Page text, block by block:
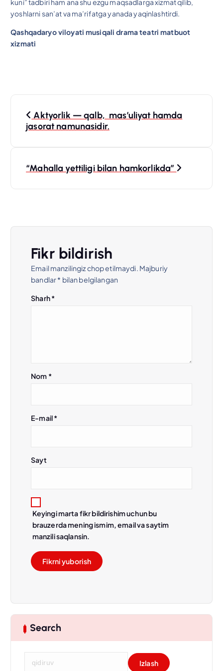
kuni” tadbiri ham ana shu ezgu maqsadlarga xizmat qilib,
yoshlarni san’at va ma’rifatga yanada yaqinlashtirdi.
Qashqadaryo viloyati musiqali drama teatri matbuot
xizmati
e
Aktyorlik — qalb, mas’uliyat hamda
jasorat namunasidir.
“Mahalla yettiligi bilan hamkorlikda”
Fikr bildirish
Email manzilingiz chop etilmaydi. Majburiy
bandlar* bilan belgilangan
Sharh*
Nom *
E-mail*
Sayt
Keyingi marta fikr bildirishim uchun bu
brauzerda mening ismim, email va saytim
manzili saqlansin.
Search